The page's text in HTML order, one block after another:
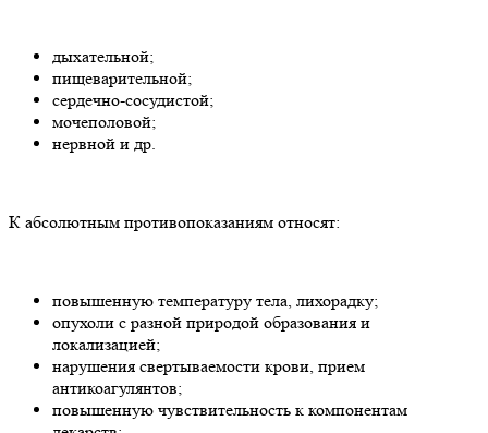
дыхательной;
пищеварительной;
сердечно-сосудистой;
мочеполовой;
нервной и др.
К абсолютным противопоказаниям относят:
повышенную температуру тела, лихорадку;
опухоли с разной природой образования и
локализацией;
нарушения свертываемости крови, прием
антикоагулянтов;
повышенную чувствительность к компонентам